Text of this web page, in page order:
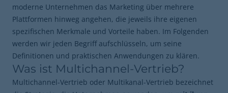
moderne Unternehmen das Marketing über mehrere
Plattformen hinweg angehen, die jeweils ihre eigenen
spezifischen Merkmale und Vorteile haben. Im Folgenden
werden wir jeden Begriff aufschlüsseln, um seine
Definitionen und praktischen Anwendungen zu klären.
Was ist Multichannel-Vertrieb?
Multichannel-Vertrieb oder Multikanal-Vertrieb bezeichnet